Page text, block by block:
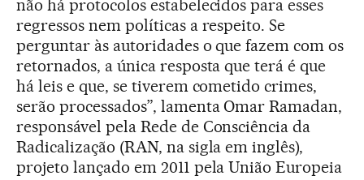
não há protocolos estabelecidos para esses
regressos nem políticas a respeito. Se
perguntar às autoridades o que fazem com os
retornados, a única resposta que terá é que
há leis e que, se tiverem cometido crimes,
serão processados”, lamenta Omar Ramadan,
responsável pela Rede de Consciência da
Radicalização (RAN, na sigla em inglês),
projeto lançado em 2011 pela União Europeia